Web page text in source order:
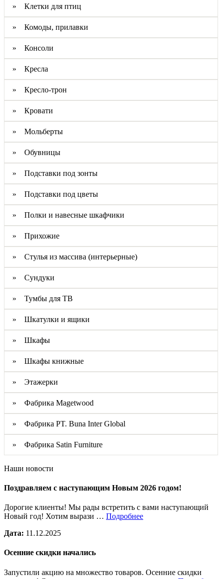
» Клетки для птиц
» Комоды, прилавки
» Консоли
» Кресла
» Кресло-трон
» Кровати
» Мольберты
» Обувницы
» Подставки под зонты
» Подставки под цветы
» Полки и навесные шкафчики
» Прихожие
» Стулья из массива (интерьерные)
» Сундуки
» Тумбы для ТВ
» Шкатулки и ящики
» Шкафы
» Шкафы книжные
» Этажерки
» Фабрика Magetwood
» Фабрика PT. Buna Inter Global
» Фабрика Satin Furniture
Наши новости
Поздравляем с наступающим Новым 2026 годом!
Дорогие клиенты! Мы рады встретить с вами наступающий
Новый год! Хотим вырази … Подробнее
Дата: 11.12.2025
Осенние скидки начались
Запустили акцию на множество товаров. Осенние скидки